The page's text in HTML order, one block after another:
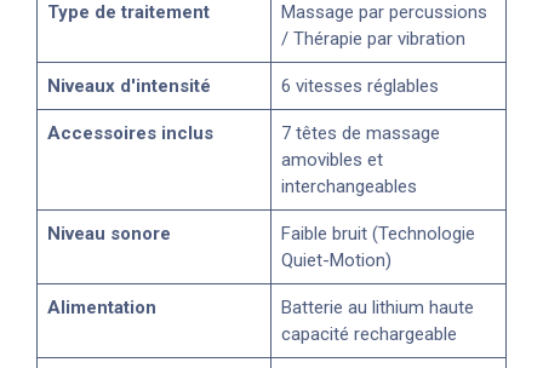
Type de traitement
Massage par percussions
/ Thérapie par vibration
Niveaux d'intensité 6 vitesses réglables
Accessoires inclus
7 têtes de massage
amovibles et
interchangeables
Niveau sonore
Faible bruit (Technologie
Quiet-Motion)
Alimentation
Batterie au lithium haute
capacité rechargeable